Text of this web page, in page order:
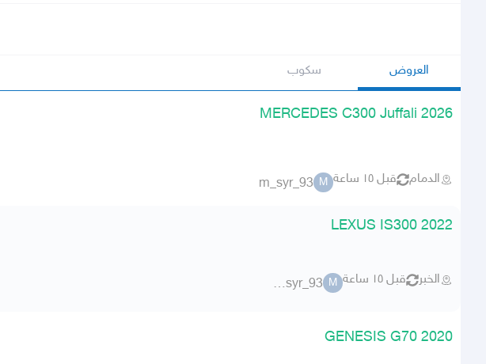
العروض سكوب
MERCEDES C300 Juffali 2026
الدمام قبل ١٥ ساعة M
m_syr_93
LEXUS IS300 2022
الخبر قبل ١٥ ساعة M
m_syr_93
GENESIS G70 2020